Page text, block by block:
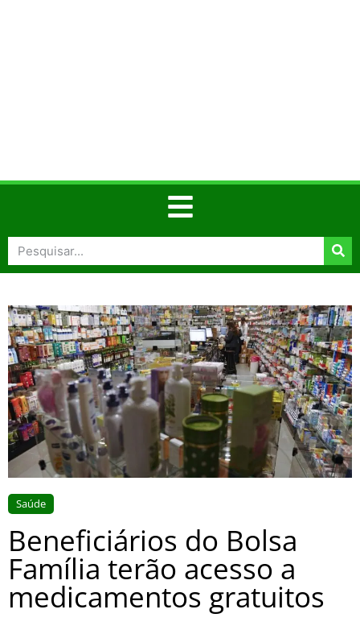
Saúde
Beneficiários do Bolsa
Família terão acesso a
medicamentos gratuitos